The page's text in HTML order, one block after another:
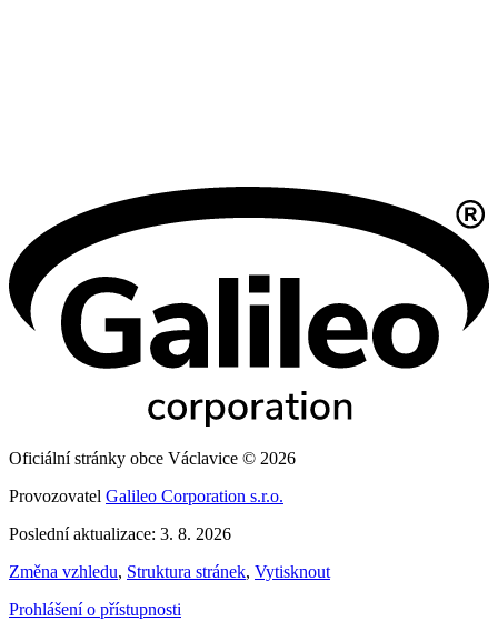
Oficiální stránky obce Václavice © 2026
Provozovatel Galileo Corporation s.r.o.
Poslední aktualizace: 3. 8. 2026
Změna vzhledu, Struktura stránek, Vytisknout
Prohlášení o přístupnosti